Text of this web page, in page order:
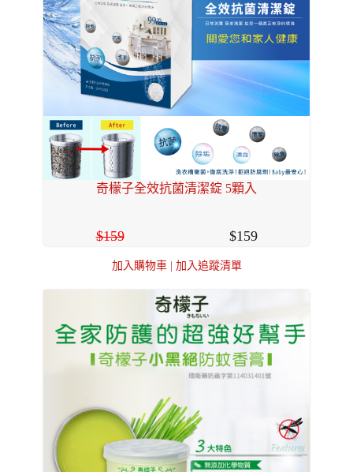
奇檬子全效抗菌清潔錠 5顆入
159 159
加入購物車 | 加入追蹤清單